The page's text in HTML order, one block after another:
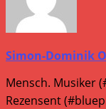
Simon-Dominik
Mensch. Musiker
Rezensent